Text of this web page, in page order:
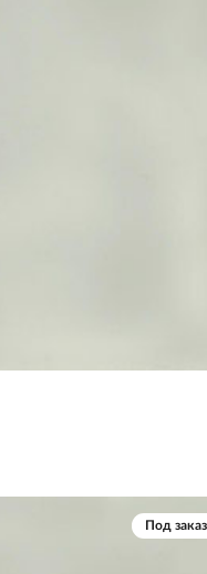
Под заказ